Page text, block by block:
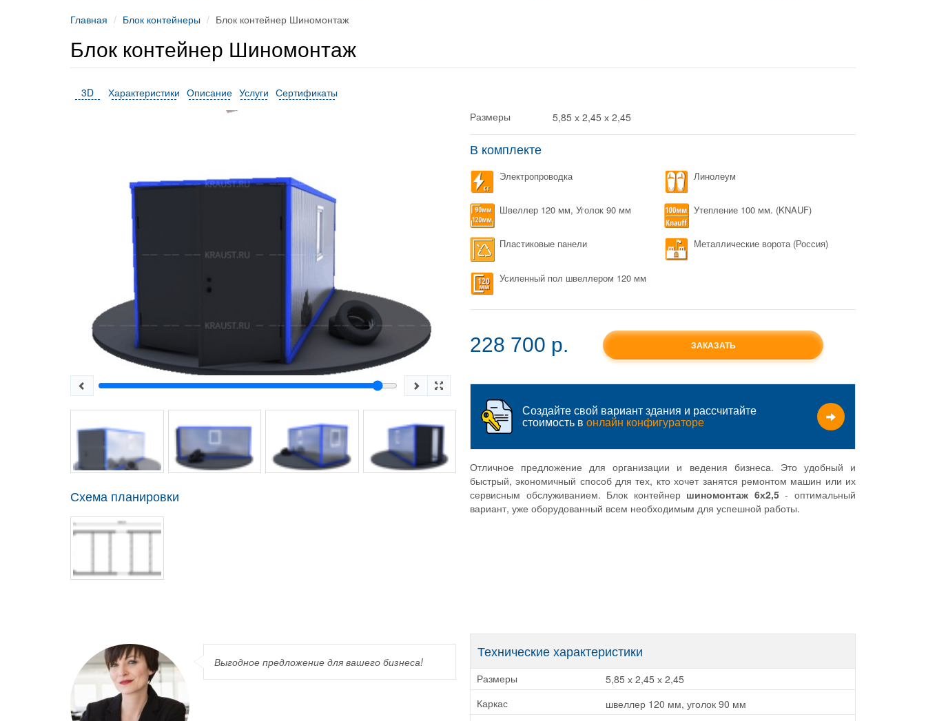
Главная Блок контейнеры Блок контейнер Шиномонтаж
Блок контейнер Шиномонтаж
3D Характеристики Описание Услуги Сертификаты
Размеры 5,85 х 2,45 х 2,45
В комплекте
Электропроводка Линолеум
Швеллер 120 мм, Уголок 90 мм Утепление 100 мм. (KNAUF)
Пластиковые панели Металлические ворота (Россия)
Усиленный пол швеллером 120 мм
228 700 p. ЗАКАЗАТЬ
Создайте свой вариант здания и рассчитайте
стоимость в онлайн конфигураторе
Отличное предложение для организации и ведения бизнеса. Это удобный и
быстрый, экономичный способ для тех, кто хочет занятся ремонтом машин или их
сервисным обслуживанием. Блок контейнер шиномонтаж 6х2,5- оптимальный
вариант, уже оборудованный всем необходимым для успешной работы.
Схема планировки
Выгодное предложение для вашего бизнеса!
Технические характеристики
Размеры 5,85 х 2,45 х 2,45
Каркас швеллер 120 мм, уголок 90 мм